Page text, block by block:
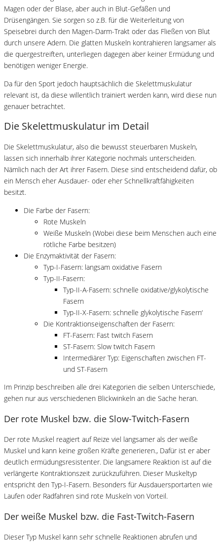
Magen oder der Blase, aber auch in Blut-Gefäßen und
Drüsengängen. Sie sorgen so z.B. für die Weiterleitung von
Speisebrei durch den Magen-Darm-Trakt oder das Fließen von Blut
durch unsere Adern. Die glatten Muskeln kontrahieren langsamer als
die quergestreiften, unterliegen dagegen aber keiner Ermüdung und
benötigen weniger Energie.
Da für den Sport jedoch hauptsächlich die Skelettmuskulatur
relevant ist, da diese willentlich trainiert werden kann, wird diese nun
genauer betrachtet.
Die Skelettmuskulatur im Detail
Die Skelettmuskulatur, also die bewusst steuerbaren Muskeln,
lassen sich innerhalb ihrer Kategorie nochmals unterscheiden.
Nämlich nach der Art ihrer Fasern. Diese sind entscheidend dafür, ob
ein Mensch eher Ausdauer- oder eher Schnellkraftfähigkeiten
besitzt.
Die Farbe der Fasern:
Rote Muskeln
Weiße Muskeln (Wobei diese beim Menschen auch eine
rötliche Farbe besitzen)
Die Enzymaktivität der Fasern:
Typ-I-Fasern: langsam oxidative Fasern
Typ-II-Fasern:
Typ-II-A-Fasern: schnelle oxidative/glykolytische
Fasern
Typ-II-X-Fasern: schnelle glykolytische Fasern‘
Die Kontraktionseigenschaften der Fasern:
FT-Fasern: Fast twitch Fasern
ST-Fasern: Slow twitch Fasern
Intermediärer Typ: Eigenschaften zwischen FT-
und ST-Fasern
Im Prinzip beschreiben alle drei Kategorien die selben Unterschiede,
gehen nur aus verschiedenen Blickwinkeln an die Sache heran.
Der rote Muskel bzw. die Slow-Twitch-Fasern
Der rote Muskel reagiert auf Reize viel langsamer als der weiße
Muskel und kann keine großen Kräfte generieren., Dafür ist er aber
deutlich ermüdungsresistenter. Die langsamere Reaktion ist auf die
verlängerte Kontraktionszeit zurückzuführen. Dieser Muskeltyp
entspricht den Typ-I-Fasern. Besonders für Ausdauersportarten wie
Laufen oder Radfahren sind rote Muskeln von Vorteil.
Der weiße Muskel bzw. die Fast-Twitch-Fasern
Dieser Typ Muskel kann sehr schnelle Reaktionen abrufen und